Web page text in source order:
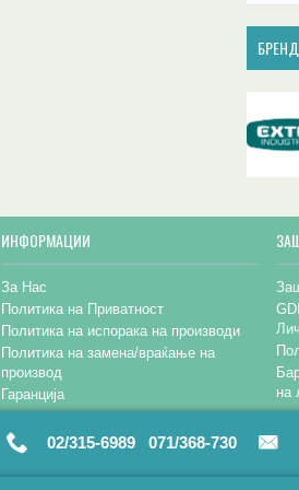
ИНФОРМАЦИИ
За Нас
Политика на Приватност
Политика на испорака на производи
Политика на замена/враќање на
производ
Гаранција
на
02/315-6989 071/368-730